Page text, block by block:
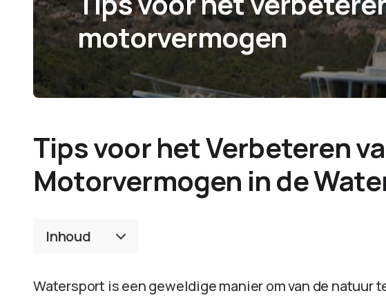
motorvermogen
Tips voor het Verbeteren
Motorvermogen in de
Inhoud
Watersport is een geweldige manier om van de natuur